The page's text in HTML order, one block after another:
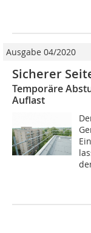
Ausgabe 04/2020
Sicherer
Temporäre
Auflast